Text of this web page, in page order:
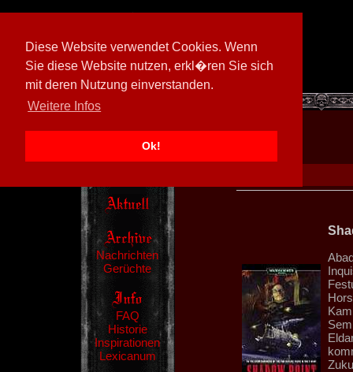
Diese Website verwendet Cookies. Wenn
Sie diese Website nutzen, erkl�ren Sie sich
mit deren Nutzung einverstanden.
Weitere Infos
Ok!
[ 600026/M3]
Nachrichten
Gerüchte
FAQ
Historie
Inspirationen
Lexicanum